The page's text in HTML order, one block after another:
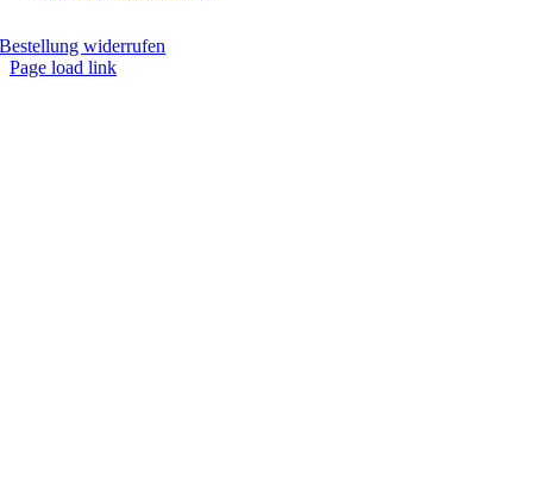
Bestellung widerrufen
Page load link